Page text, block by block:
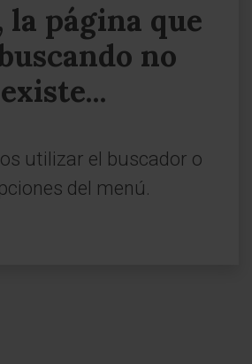
la página que
no
existe...
utilizar el buscador o
del menú.